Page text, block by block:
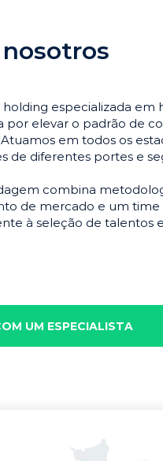
holding especializada
por elevar o padrão de
em todos os
de diferentes portes e
combina
de mercado e um time
à seleção de talentos
UM ESPECIALISTA